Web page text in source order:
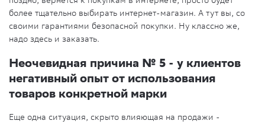
более тщательно выбирать интернет-магазин. А тут вы, со
своими гарантиями безопасной покупки. Ну классно же,
надо здесь и заказать.
Неочевидная причина № 5 - у клиентов
негативный опыт от использования
товаров конкретной марки
Еще одна ситуация, скрыто влияющая на продажи -